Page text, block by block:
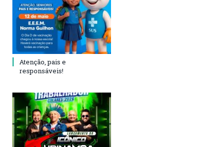
Atenção, pais e
responsáveis!